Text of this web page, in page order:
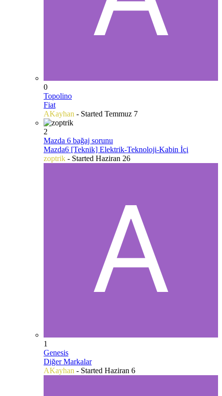
0
Topolino
Fiat
AKayhan - Started Temmuz 7
2
Mazda 6 bağaj sorunu
Mazda6 [Teknik] Elektrik-Teknoloji-Kabin İçi
zoptrik - Started Haziran 26
1
Genesis
Diğer Markalar
AKayhan - Started Haziran 6